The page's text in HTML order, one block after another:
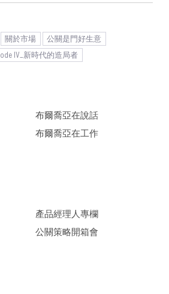
是建立在核心團隊只有1-2人的結
6,674 家仍營運中的新創企
量約是百分之一，如果根據「蘭
，當新創品牌「市佔率」達7%，
6x距離，加上這幾年與越來越多
速出場的新創合作，為持續與企
喬亞現階段想招募2位與我一起
的公關顧問(理級、資深)，無論
頁 ›
關於市場
公關是門好生意
IV_新時代的造局者
布爾喬亞在說話
布爾喬亞在工作
產品經理人專欄
公關策略開箱會